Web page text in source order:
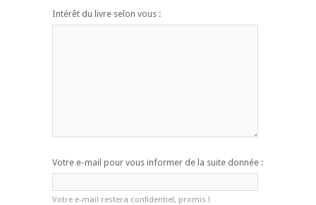
Intérêt du livre selon vous :
Votre e-mail pour vous informer de la suite donnée :
Votre e-mail restera confidentiel, promis !